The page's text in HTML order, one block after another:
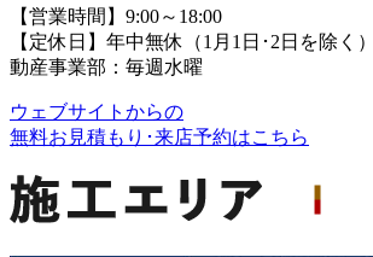
【営業時間】9:00～18:00
【定休日】年中無休（1月1日･2日を除く）
動産事業部：毎週水曜
ウェブサイトからの
無料お見積もり･来店予約はこちら